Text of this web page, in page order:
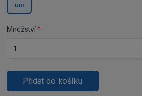
uni
Množství
Přidat do košíku